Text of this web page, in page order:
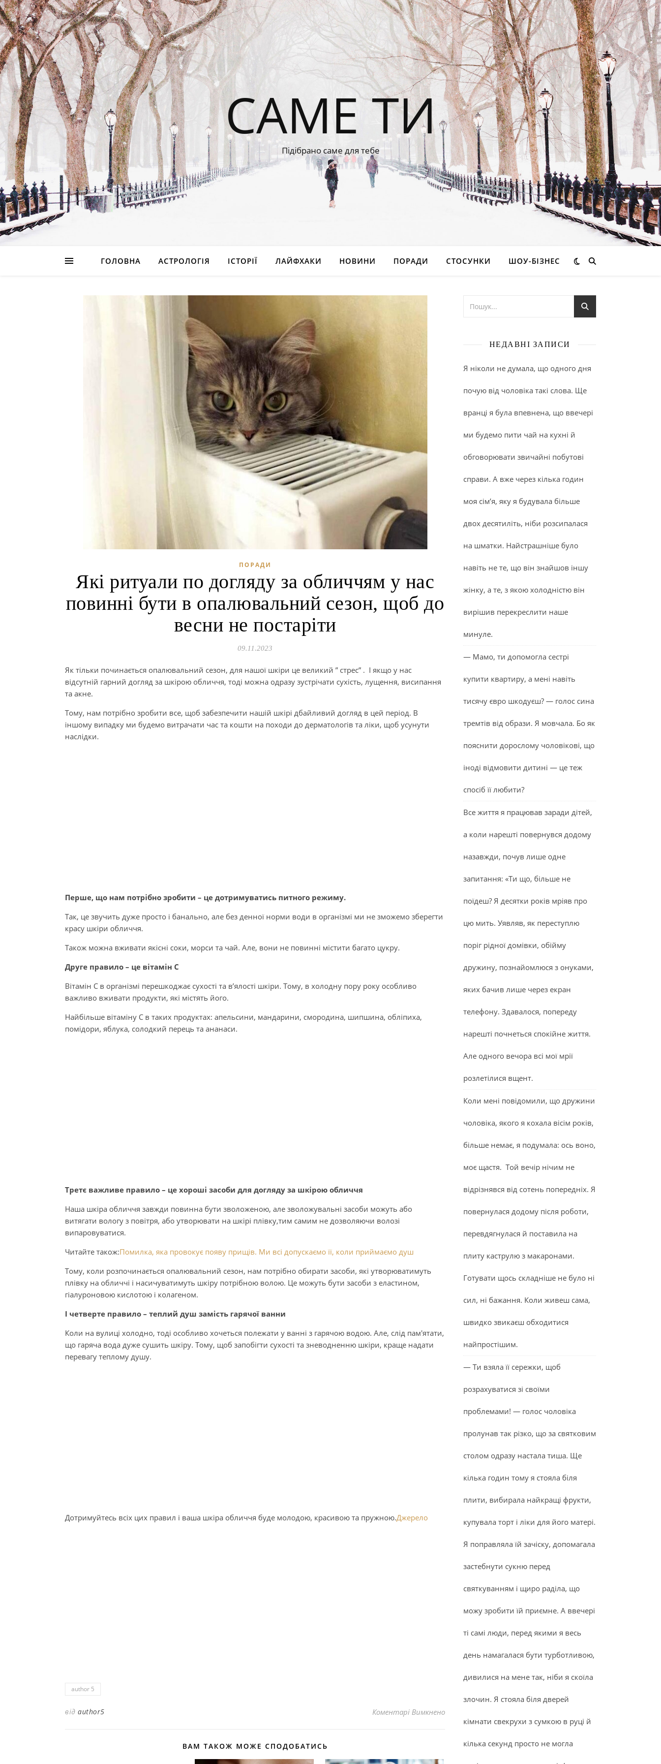
САМЕ ТИ
Підібрано саме для тебе
ГОЛОВНА АСТРОЛОГІЯ ІСТОРІЇ ЛАЙФХАКИ НОВИНИ ПОРАДИ СТОСУНКИ ШОУ-БІЗНЕС
ПОРАДИ
Які ритуали по догляду за обличчям у нас
повинні бути в опалювальний сезон, щоб до
весни не постаріти
09.11.2023
Як тільки починається опалювальний сезон, для нашої шкіри це великий ” стрес” . І якщо у нас
відсутній гарний догляд за шкірою обличчя, тоді можна одразу зустрічати сухість, лущення, висипання
та акне.
Тому, нам потрібно зробити все, щоб забезпечити нашій шкірі дбайливий догляд в цей період. В
іншому випадку ми будемо витрачати час та кошти на походи до дерматологів та ліки, щоб усунути
наслідки.
Перше, що нам потрібно зробити – це дотримуватись питного режиму.
Так, це звучить дуже просто і банально, але без денної норми води в організмі ми не зможемо зберегти
красу шкіри обличчя.
Також можна вживати якісні соки, морси та чай. Але, вони не повинні містити багато цукру.
Друге правило – це вітамін C
Вітамін C в організмі перешкоджає сухості та в’ялості шкіри. Тому, в холодну пору року особливо
важливо вживати продукти, які містять його.
Найбільше вітаміну С в таких продуктах: апельсини, мандарини, смородина, шипшина, обліпиха,
помідори, яблука, солодкий перець та ананаси.
Третє важливе правило – це хороші засоби для догляду за шкірою обличчя
Наша шкіра обличчя завжди повинна бути зволоженою, але зволожувальні засоби можуть або
витягати вологу з повітря, або утворювати на шкірі плівку,тим самим не дозволяючи волозі
випаровуватися.
Читайте також:Помилка, яка провокує появу прищів. Ми всі допускаємо її, коли приймаємо душ
Тому, коли розпочинається опалювальний сезон, нам потрібно обирати засоби, які утворюватимуть
плівку на обличчі і насичуватимуть шкіру потрібною волою. Це можуть бути засоби з еластином,
гіалуроновою кислотою і колагеном.
І четверте правило – теплий душ замість гарячої ванни
Коли на вулиці холодно, тоді особливо хочеться полежати у ванні з гарячою водою. Але, слід пам′ятати,
що гаряча вода дуже сушить шкіру. Тому, щоб запобігти сухості та зневодненню шкіри, краще надати
перевагу теплому душу.
Дотримуйтесь всіх цих правил і ваша шкіра обличчя буде молодою, красивою та пружною.Джерело
author 5
від author5 Коментарі Вимкненодо Які ритуали по догляду за обличчям у нас повинні бути
ВАМ ТАКОЖ МОЖЕ СПОДОБАТИСЬ
НЕДАВНІ ЗАПИСИ
Я ніколи не думала, що одного дня
почую від чоловіка такі слова. Ще
вранці я була впевнена, що ввечері
ми будемо пити чай на кухні й
обговорювати звичайні побутові
справи. А вже через кілька годин
моя сім’я, яку я будувала більше
двох десятиліть, ніби розсипалася
на шматки. Найстрашніше було
навіть не те, що він знайшов іншу
жінку, а те, з якою холодністю він
вирішив перекреслити наше
минуле.
— Мамо, ти допомогла сестрі
купити квартиру, а мені навіть
тисячу євро шкодуєш? — голос сина
тремтів від образи. Я мовчала. Бо як
пояснити дорослому чоловікові, що
іноді відмовити дитині — це теж
спосіб її любити?
Все життя я працював заради дітей,
а коли нарешті повернувся додому
назавжди, почув лише одне
запитання: «Ти що, більше не
поїдеш? Я десятки років мріяв про
цю мить. Уявляв, як переступлю
поріг рідної домівки, обійму
дружину, познайомлюся з онуками,
яких бачив лише через екран
телефону. Здавалося, попереду
нарешті почнеться спокійне життя.
Але одного вечора всі мої мрії
розлетілися вщент.
Коли мені повідомили, що дружини
чоловіка, якого я кохала вісім років,
більше немає, я подумала: ось воно,
моє щастя. Той вечір нічим не
відрізнявся від сотень попередніх. Я
повернулася додому після роботи,
перевдягнулася й поставила на
плиту каструлю з макаронами.
Готувати щось складніше не було ні
сил, ні бажання. Коли живеш сама,
швидко звикаєш обходитися
найпростішим.
— Ти взяла її сережки, щоб
розрахуватися зі своїми
проблемами! — голос чоловіка
пролунав так різко, що за святковим
столом одразу настала тиша. Ще
кілька годин тому я стояла біля
плити, вибирала найкращі фрукти,
купувала торт і ліки для його матері.
Я поправляла їй зачіску, допомагала
застебнути сукню перед
святкуванням і щиро раділа, що
можу зробити їй приємне. А ввечері
ті самі люди, перед якими я весь
день намагалася бути турботливою,
дивилися на мене так, ніби я скоїла
злочин. Я стояла біля дверей
кімнати свекрухи з сумкою в руці й
кілька секунд просто не могла